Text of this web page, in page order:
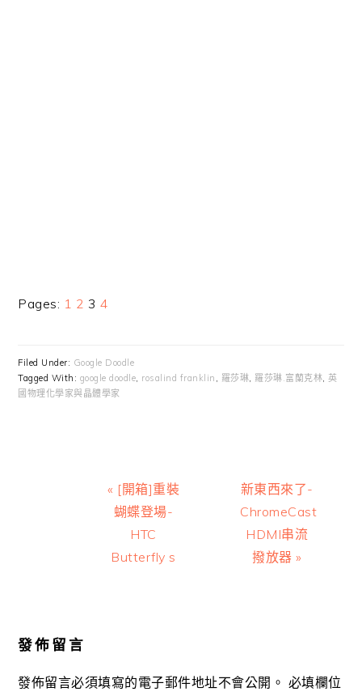
Pages: Page
1 Page
2 Page
3 Page
4
Filed Under: Google Doodle
Tagged With: google doodle, rosalind franklin , 羅莎琳, 羅莎琳.富蘭克林,英
國物理化學家與晶體學家
Previous
Post:
« [開箱]重裝
蝴蝶登場-
HTC
Butterfly s
Next
Post:
新東西來了-
ChromeCast
HDMI串流
撥放器 »
發佈留言
發佈留言必須填寫的電子郵件地址不會公開。 必填欄位